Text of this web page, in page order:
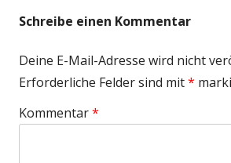
Schreibe einen Kommentar
Deine E-Mail-Adresse wird nicht
Erforderliche Felder sind mit*
Kommentar*